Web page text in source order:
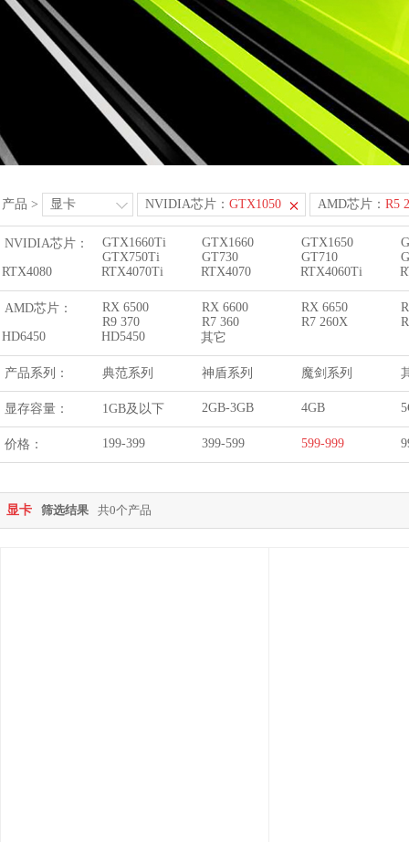
产品 > 显卡 NVIDIA芯片： GTX1050 AMD芯片： R5
NVIDIA芯片： GTX1660Ti GTX1660 GTX1650
GTX750Ti
GT730 GT710
RTX4080
RTX4070Ti RTX4070 RTX4060Ti
AMD芯片： RX 6500 RX 6600 RX 6650
R9 370
R7 360 R7 260X
HD6450
HD5450 其它
产品系列： 典范系列 神盾系列 魔剑系列
显存容量： 1GB及以下 2GB-3GB 4GB
价格： 199-399 399-599 599-999
显卡 筛选结果 共0个产品